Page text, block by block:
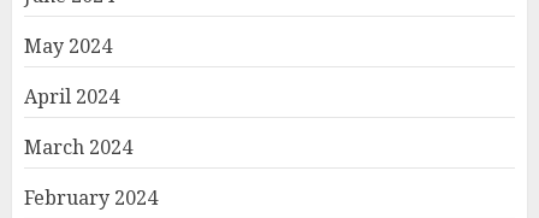
May 2024
April 2024
March 2024
February 2024